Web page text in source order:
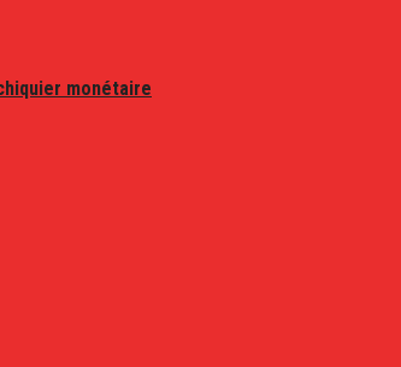
monétaire